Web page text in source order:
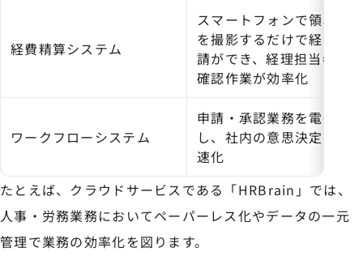
経費精算システム
スマートフォンで領収書
を撮影するだけで経費申
請ができ、経理担当者の
確認作業が効率化
ワークフローシステム
申請・承認業務を電子化
し、社内の意思決定を迅
速化
たとえば、クラウドサービスである「HRBrain」では、
人事・労務業務においてペーパーレス化やデータの一元
管理で業務の効率化を図ります。